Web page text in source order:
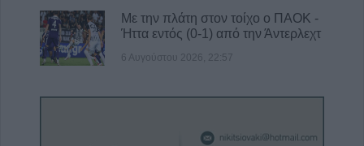
Με την πλάτη στον τοίχο ο ΠΑΟΚ -
Ήττα εντός (0-1) από την Άντερλεχτ
6 Αυγούστου 2026, 22:57